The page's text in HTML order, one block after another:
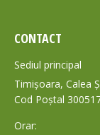
CONTACT
Sediul principal
Timișoara, Calea
Cod Poștal
Orar: